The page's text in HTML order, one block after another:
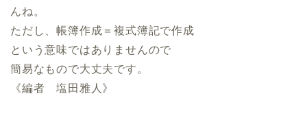
んね。
ただし、帳簿作成＝複式簿記で作成
という意味ではありませんので
簡易なもので大丈夫です。
《編者 塩田雅人》